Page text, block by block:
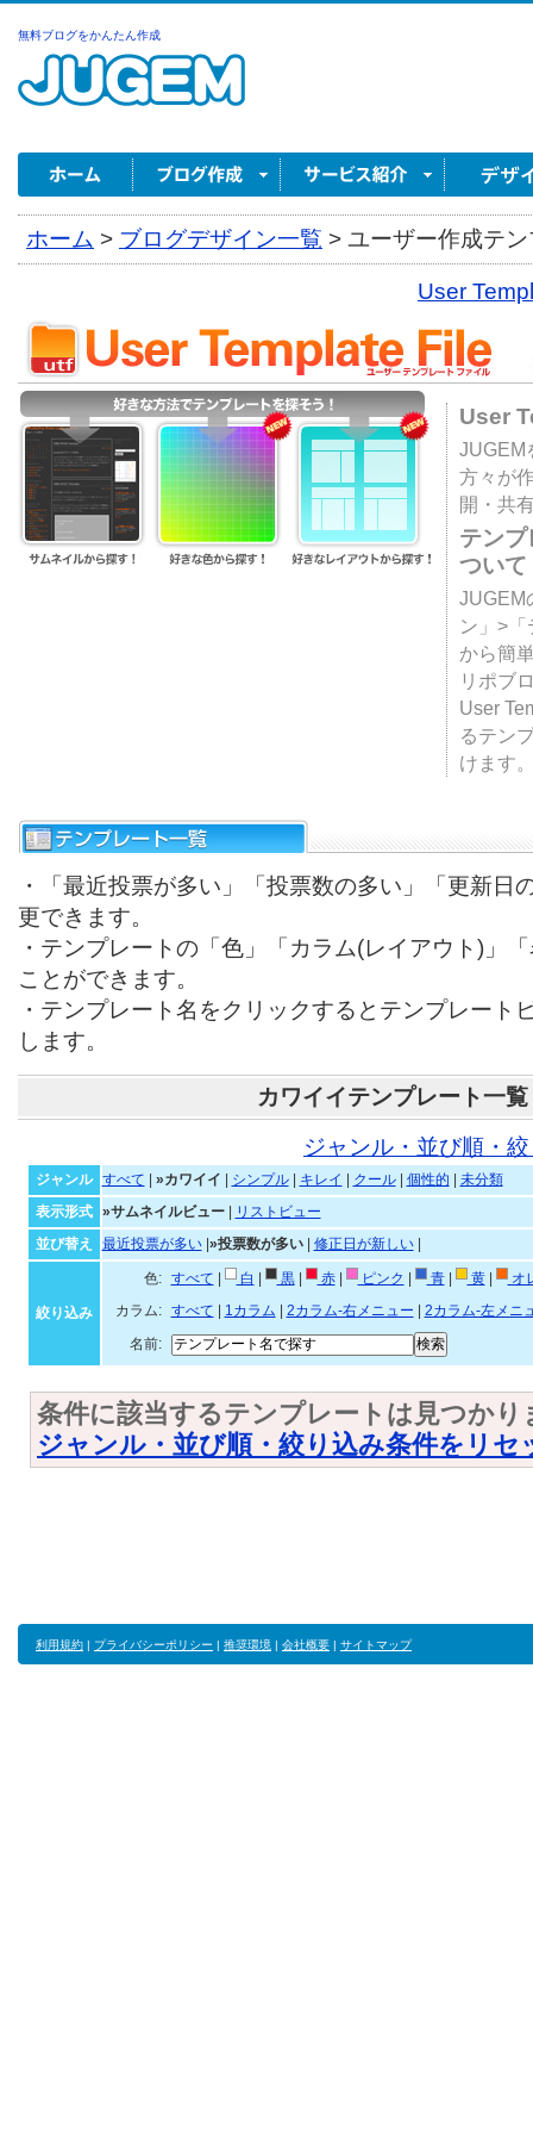
無料ブログをかんたん作成
ホーム > ブログデザイン一覧 > ユーザー作成テ
User
User
JUGEM
方々が
開・共
テン
ついて
JUGEM
ン」>
から簡
リポブ
User
るテン
けます
・「最近投票が多い」「投票数の多い」「更新日
更できます。
・テンプレートの「色」「カラム(レイアウト)」
ことができます。
・テンプレート名をクリックするとテンプレート
します。
カワイイテンプレート一覧
ジャンル・並び順・
ジャンル すべて »カワイイ シンプル| キレイ クール| 個性的
未分類
表示形式
»サムネイルビュー|
リストビュー
並び替え
最近投票が多い| »投票数が多い| 修正日が新しい|
絞り込み
色: すべて 白 黒| 赤| ピンク 青| 黄|
オ
カラム:
すべて 1カラム 2カラム-右メニュー
2カラム-左メニ
名前:
条件に該当するテンプレートは見つかり
ジャンル・並び順・絞り込み条件をリセ
利用規約 | プライバシーポリシー | 推奨環境 | 会社概要 | サイトマップ